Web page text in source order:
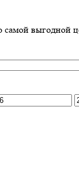
выгодной